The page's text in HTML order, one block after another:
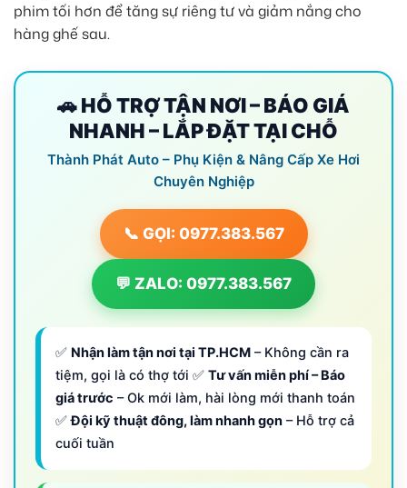
phim tối hơn để tăng sự riêng tư và giảm nắng cho
hàng ghế sau.
🚗 HỖ TRỢ TẬN NƠI – BÁO GIÁ
NHANH – LẮP ĐẶT TẠI CHỖ
Thành Phát Auto – Phụ Kiện & Nâng Cấp Xe Hơi
Chuyên Nghiệp
📞 GỌI: 0977.383.567
💬 ZALO: 0977.383.567
✅ Nhận làm tận nơi tại TP.HCM – Không cần ra
tiệm, gọi là có thợ tới ✅ Tư vấn miễn phí – Báo
giá trước – Ok mới làm, hài lòng mới thanh toán
✅Đội kỹ thuật đông, làm nhanh gọn – Hỗ trợ cả
cuối tuần